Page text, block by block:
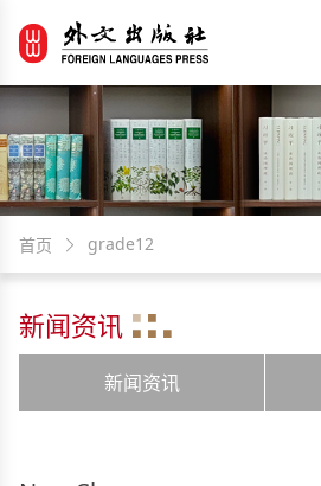
首页 grade12
新闻资讯
新闻资讯